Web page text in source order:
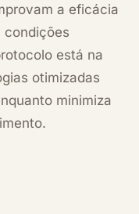
a eficácia
está na
otimizadas
minimiza